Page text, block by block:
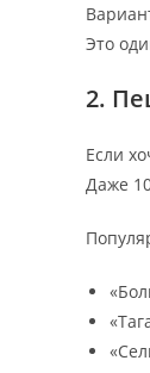
Это
2.
Если
Даже